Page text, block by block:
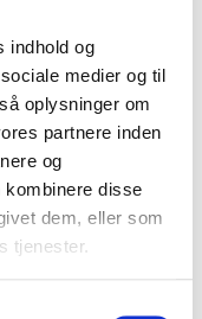
indhold og
medier og til
oplysninger om
partnere inden
og
kombinere disse
dem, eller som
tjenester.
i